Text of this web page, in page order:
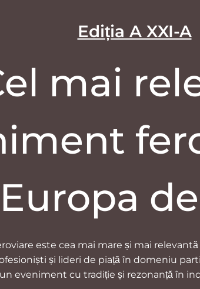
Ediția A XXI-A
mai
Europa
este cea mai mare și mai
și lideri de piață în domeniu
eveniment cu tradiție și rezonanță în